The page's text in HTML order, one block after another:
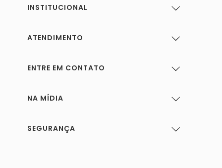
INSTITUCIONAL
ATENDIMENTO
ENTRE EM CONTATO
NA MÍDIA
SEGURANÇA